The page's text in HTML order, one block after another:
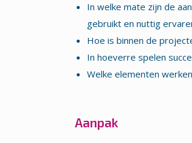
In welke mate zijn de
gebruikt en nuttig
Hoe is binnen de
In hoeverre spelen
Welke elementen
Aanpak